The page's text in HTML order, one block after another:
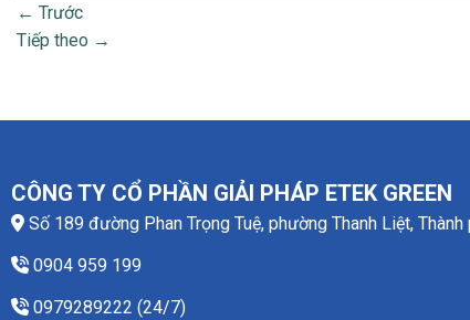
← Trước
Tiếp theo →
CÔNG TY CỔ PHẦN GIẢI PHÁP ETEK GREEN
Số 189 đường Phan Trọng Tuệ, phường Thanh Liệt, Thành
0904 959 199
0979289222 (24/7)